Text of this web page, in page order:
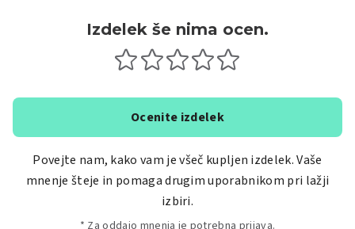
Izdelek še nima ocen.
Ocenite izdelek
Povejte nam, kako vam je všeč kupljen izdelek. Vaše
mnenje šteje in pomaga drugim uporabnikom pri lažji
izbiri.